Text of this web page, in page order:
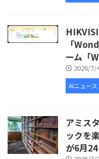
「
ーム「
2026/7/
AIニュース
アミス
ックを
が6月